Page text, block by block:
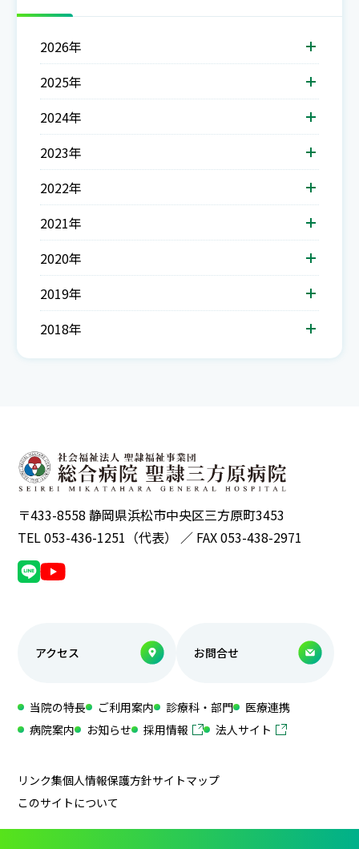
2026年
2025年
2024年
2023年
2022年
2021年
2020年
2019年
2018年
〒433-8558 静岡県浜松市中央区三方原町3453
TEL 053-436-1251（代表） ／ FAX 053-438-2971
アクセス お問合せ
当院の特長 ご利用案内 診療科・部門
医療連携
病院案内
お知らせ 採用情報 法人サイト
リンク集個人情報保護方針サイトマップ
このサイトについて